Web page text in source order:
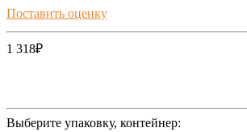
Поставить оценку
1 318₽
Выберите упаковку, контейнер: